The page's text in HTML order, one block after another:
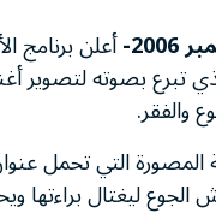
أعلن برنامج
تبرع بصوته لتصوير
والفقر.
المصورة التي تحمل
ليغتال براءتها